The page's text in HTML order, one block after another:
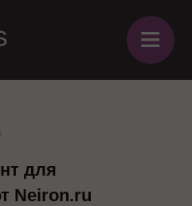
≡
для
Neiron.ru